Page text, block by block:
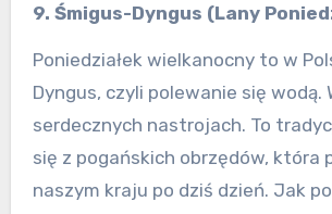
9. Śmigus-Dyngus (Lany
Poniedziałek wielkanocny to w
Dyngus, czyli polewanie się wodą.
serdecznych nastrojach. To
się z pogańskich obrzędów, która
naszym kraju po dziś dzień. Jak